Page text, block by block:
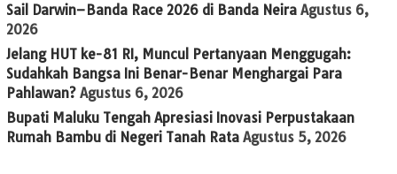
Sail Darwin–Banda Race 2026 di Banda Neira Agustus 6,
2026
Jelang HUT ke-81 RI, Muncul Pertanyaan Menggugah:
Sudahkah Bangsa Ini Benar-Benar Menghargai Para
Pahlawan? Agustus 6, 2026
Bupati Maluku Tengah Apresiasi Inovasi Perpustakaan
Rumah Bambu di Negeri Tanah Rata Agustus 5, 2026